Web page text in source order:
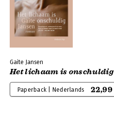
Gaite Jansen
Het lichaam is onschuldig
Paperback | Nederlands 22,99